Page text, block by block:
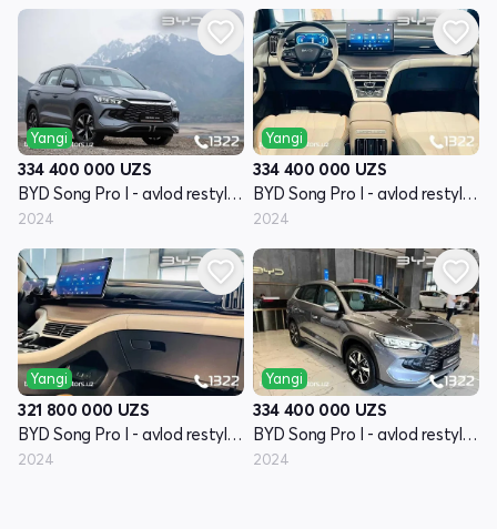
Yangi
334 400 000 UZS
BYD Song Pro I - avlod restyling
2024
Yangi
334 400 000 UZS
BYD Song Pro I - avlod restyling
2024
Yangi
321 800 000 UZS
BYD Song Pro I - avlod restyling
2024
Yangi
334 400 000 UZS
BYD Song Pro I - avlod restyling
2024